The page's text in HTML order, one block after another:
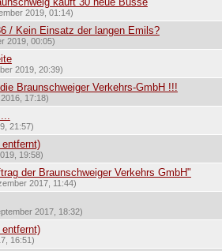
2019, 01:14)
/ Kein Einsatz der langen Emils?
2019, 00:05)
2019, 20:39)
Braunschweiger Verkehrs-GmbH !!!
17:18)
21:57)
19:58)
der Braunschweiger Verkehrs GmbH"
2017, 11:44)
2017, 18:32)
16:51)